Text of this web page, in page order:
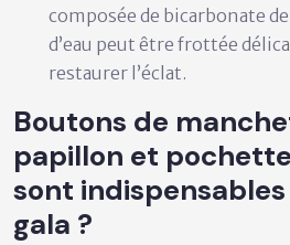
composée de bicarbonate de
d’eau peut être frottée
restaurer l’éclat.
Boutons de
papillon et
sont
gala ?